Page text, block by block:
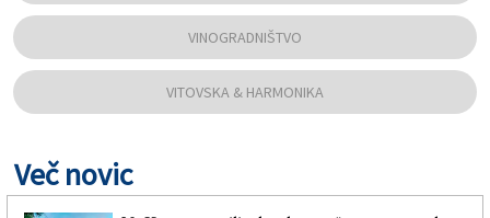
VINOGRADNIŠTVO
VITOVSKA & HARMONIKA
Več novic